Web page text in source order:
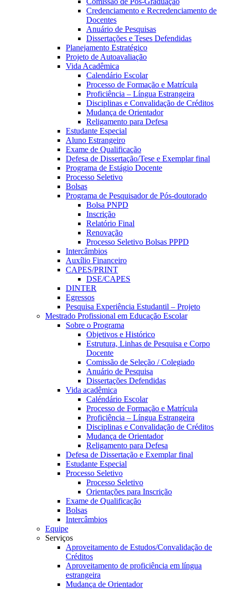
Credenciamento e Recredenciamento de
Docentes
Anuário de Pesquisas
Dissertações e Teses Defendidas
Planejamento Estratégico
Projeto de Autoavaliação
Vida Acadêmica
Calendário Escolar
Processo de Formação e Matrícula
Proficiência – Língua Estrangeira
Disciplinas e Convalidação de Créditos
Mudança de Orientador
Religamento para Defesa
Estudante Especial
Aluno Estrangeiro
Exame de Qualificação
Defesa de Dissertação/Tese e Exemplar final
Programa de Estágio Docente
Processo Seletivo
Bolsas
Programa de Pesquisador de Pós-doutorado
Bolsa PNPD
Inscrição
Relatório Final
Renovação
Processo Seletivo Bolsas PPPD
Intercâmbios
Auxílio Financeiro
CAPES/PRINT
DSE/CAPES
DINTER
Egressos
Pesquisa Experiência Estudantil – Projeto
Mestrado Profissional em Educação Escolar
Sobre o Programa
Objetivos e Histórico
Estrutura, Linhas de Pesquisa e Corpo
Docente
Comissão de Seleção / Colegiado
Anuário de Pesquisa
Dissertações Defendidas
Vida acadêmica
Caléndário Escolar
Processo de Formação e Matrícula
Proficiência – Língua Estrangeira
Disciplinas e Convalidação de Créditos
Mudança de Orientador
Religamento para Defesa
Defesa de Dissertação e Exemplar final
Estudante Especial
Processo Seletivo
Processo Seletivo
Orientações para Inscrição
Exame de Qualificação
Bolsas
Intercâmbios
Equipe
Serviços
Aproveitamento de Estudos/Convalidação de
Créditos
Aproveitamento de proficiência em língua
estrangeira
Mudança de Orientador